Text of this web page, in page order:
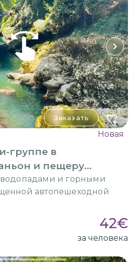
Заказать
Новая
группе в
и пещеру
водопадами и горными
автопешеходной
42€
за человека